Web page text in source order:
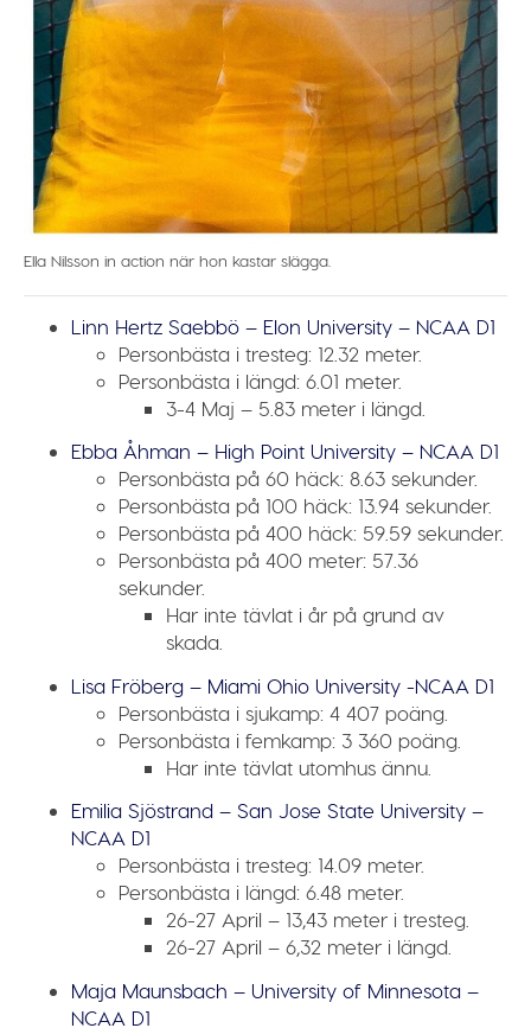
Ella Nilsson in action när hon kastar slägga.
Linn Hertz Saebbö – Elon University – NCAA D1
Personbästa i tresteg: 12.32 meter.
Personbästa i längd: 6.01 meter.
3-4 Maj – 5.83 meter i längd.
Ebba Åhman – High Point University – NCAA D1
Personbästa på 60 häck:8.63 sekunder.
Personbästa på 100 häck: 13.94 sekunder.
Personbästa på 400 häck: 59.59 sekunder.
Personbästa på 400 meter: 57.36
sekunder.
Har inte tävlat i år på grund av
skada.
Lisa Fröberg – Miami Ohio University -NCAA D1
Personbästa i sjukamp:4 407 poäng.
Personbästa i femkamp: 3 360 poäng.
Har inte tävlat utomhus ännu.
Emilia Sjöstrand – San Jose State University –
NCAA D1
Personbästa i tresteg: 14.09 meter.
Personbästa i längd: 6.48 meter.
26-27 April – 13,43 meter i tresteg.
26-27 April – 6,32 meter i längd.
Maja Maunsbach – University of Minnesota –
NCAA D1